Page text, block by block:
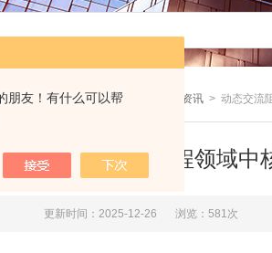
朋友！有什么可以帮
您现在的位置：首页 新闻资讯 > 动态交流
电化学、电子工程领域
更新时间：2025-12-26 浏览：581次